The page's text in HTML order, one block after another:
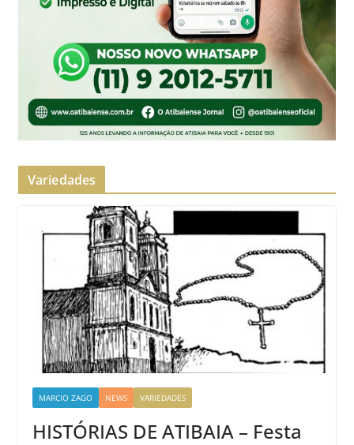
Variedades
MARCIO ZAGO NEWS VARIEDADES
HISTÓRIAS DE ATIBAIA – Festa